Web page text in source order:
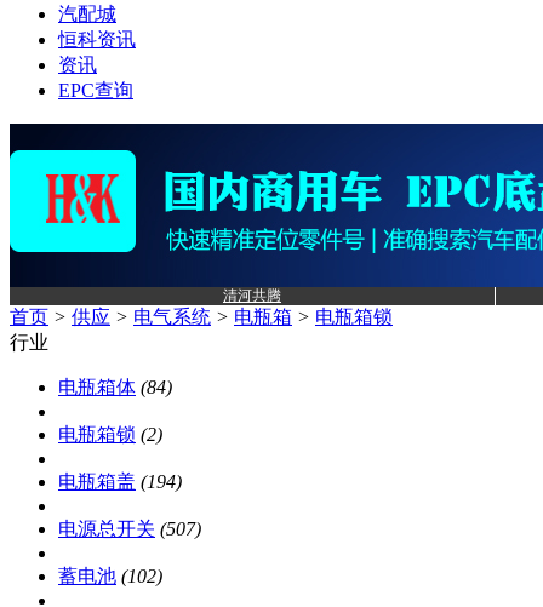
汽配城
恒科资讯
资讯
EPC查询
清河共腾
首页 > 供应 > 电气系统 > 电瓶箱 > 电瓶箱锁
行业
电瓶箱体 (84)
电瓶箱锁 (2)
电瓶箱盖 (194)
电源总开关 (507)
蓄电池 (102)